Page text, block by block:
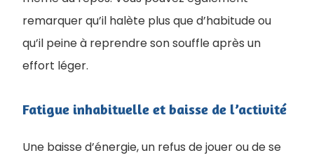
remarquer qu’il halète plus que d’habitude ou
qu’il peine à reprendre son souffle après un
effort léger.
Fatigue inhabituelle et baisse de l’activité
Une baisse d’énergie, un refus de jouer ou de se